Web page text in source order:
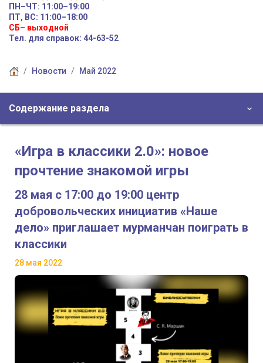
ПН–ЧТ: 11:00–19:00
ПТ, ВС: 11:00–18:00
СБ– выходной
Тел. для справок: 44-63-52
Новости Май 2022
Содержание раздела
«Игра в классики 2.0»: новое
прочтение знакомой игры
28 мая с 17:00 до 19:00 центр
добровольческих инициатив «Наше
дело» приглашает мурманчан поиграть в
классики
28 мая 2022